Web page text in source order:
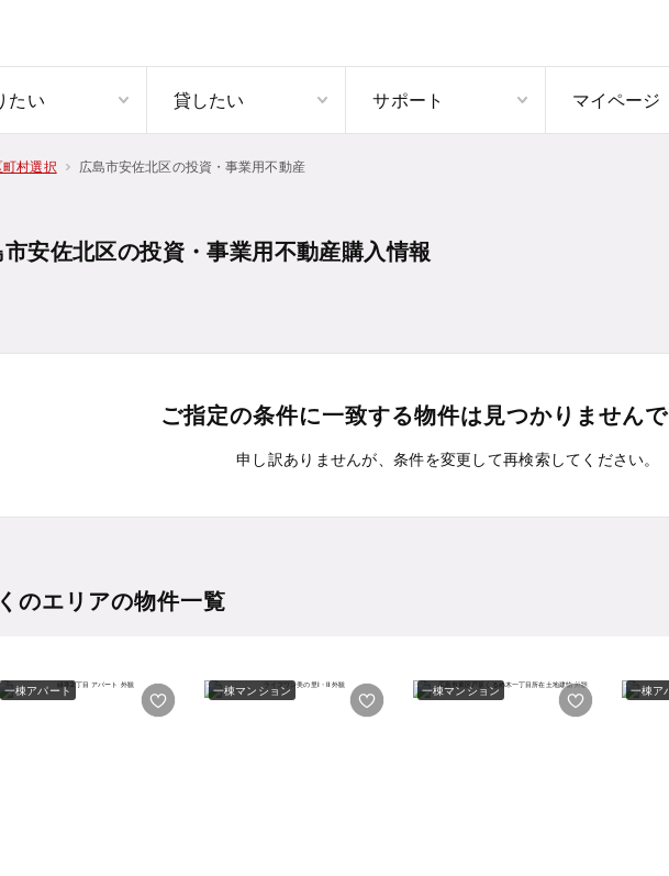
たい 貸したい サポート マイページ
町村選択 広島市安佐北区の投資・事業用不動産
安佐北区の投資・事業用不動産購入情報
ご指定の条件に一致する物件は見つかりませんで
申し訳ありませんが、条件を変更して再検索してください。
のエリアの物件一覧
一棟アパート 一棟マンション 一棟マンション 一棟ア